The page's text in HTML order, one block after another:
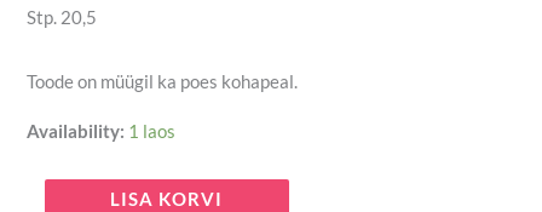
Stp. 20,5
Toode on müügil ka poes kohapeal.
Availability: 1 laos
LISA KORVI